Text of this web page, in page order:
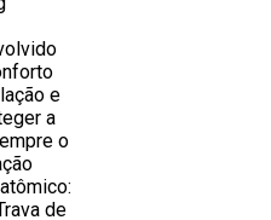
e
a
o
de